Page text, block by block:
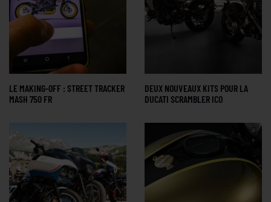
LE MAKING-OFF : STREET TRACKER
MASH 750 FR
DEUX NOUVEAUX KITS POUR LA
DUCATI SCRAMBLER ICO